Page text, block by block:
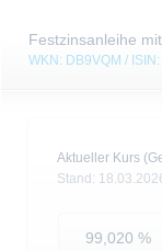
Festzinsanleihe
WKN: DB9VQM /
Aktueller Kurs
Stand:
99,020 %